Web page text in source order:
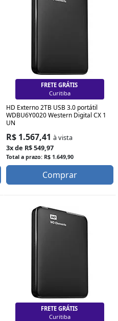
FRETE GRÁTIS
Curitiba
HD Externo 2TB USB 3.0 portátil
WDBU6Y0020 Western Digital CX 1
UN
R$ 1.567,41 à vista
3x de R$ 549,97
Total a prazo: R$ 1.649,90
Comprar
FRETE GRÁTIS
Curitiba